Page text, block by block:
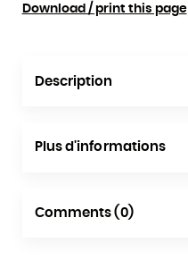
Download / print this page
Description
Plus d'informations
Comments (0)